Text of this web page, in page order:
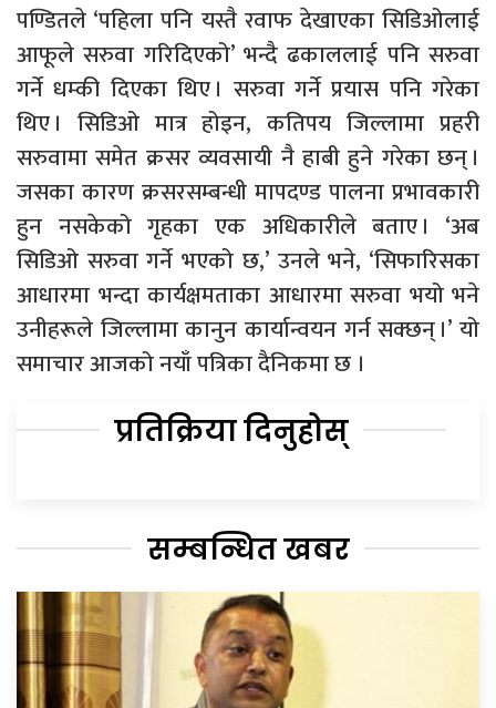
पण्डितले ‘पहिला पनि यस्तै रवाफ देखाएका सिडिओलाई
आफूले सरुवा गरिदिएको’ भन्दै ढकाललाई पनि सरुवा
गर्ने धम्की दिएका थिए । सरुवा गर्ने प्रयास पनि गरेका
थिए । सिडिओ मात्र होइन, कतिपय जिल्लामा प्रहरी
सरुवामा समेत क्रसर व्यवसायी नै हाबी हुने गरेका छन् ।
जसका कारण क्रसरसम्बन्धी मापदण्ड पालना प्रभावकारी
हुन नसकेको गृहका एक अधिकारीले बताए । ‘अब
सिडिओ सरुवा गर्ने भएको छ,’ उनले भने, ‘सिफारिसका
आधारमा भन्दा कार्यक्षमताका आधारमा सरुवा भयो भने
उनीहरूले जिल्लामा कानुन कार्यान्वयन गर्न सक्छन् ।’ यो
समाचार आजको नयाँ पत्रिका दैनिकमा छ ।
प्रतिक्रिया दिनुहोस्
सम्बन्धित खबर